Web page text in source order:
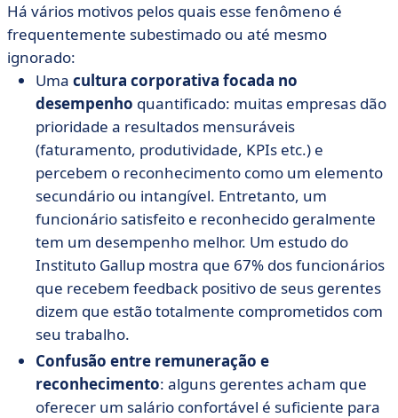
Há vários motivos pelos quais esse fenômeno é
frequentemente subestimado ou até mesmo
ignorado:
Uma cultura corporativa focada no
desempenho quantificado: muitas empresas dão
prioridade a resultados mensuráveis
(faturamento, produtividade, KPIs etc.) e
percebem o reconhecimento como um elemento
secundário ou intangível. Entretanto, um
funcionário satisfeito e reconhecido geralmente
tem um desempenho melhor. Um estudo do
Instituto Gallup mostra que 67% dos funcionários
que recebem feedback positivo de seus gerentes
dizem que estão totalmente comprometidos com
seu trabalho.
Confusão entre remuneração e
reconhecimento: alguns gerentes acham que
oferecer um salário confortável é suficiente para